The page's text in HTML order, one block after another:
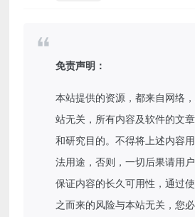
免责声明：
本站提供的资源，都来自网络
站无关，所有内容及软件的文
和研究目的。不得将上述内容
法用途，否则，一切后果请用
保证内容的长久可用性，通过
之而来的风险与本站无关，您